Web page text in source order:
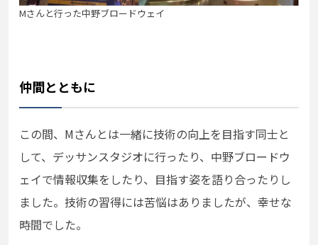
Mさんと行った中野ブロードウェイ
仲間とともに
この間、Mさんとは一緒に技術の向上を目指す同士と
して、デッサンスタジオに行ったり、中野ブロードウ
ェイで情報収集をしたり、目指す姿を語り合ったりし
ました。技術の習得には苦悩はありましたが、幸せな
時間でした。